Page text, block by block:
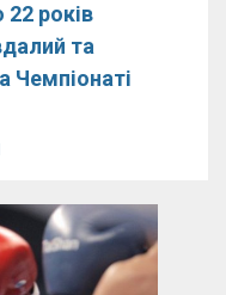
22 років
та
Чемпіонаті